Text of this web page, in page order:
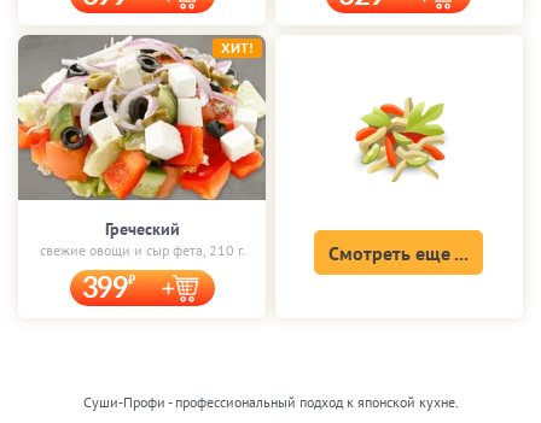
Греческий
свежие овощи и сыр фета, 210 г.
399
ХИТ!
Смотреть еще ...
Суши-Профи - профессиональный подход к японской кухне.